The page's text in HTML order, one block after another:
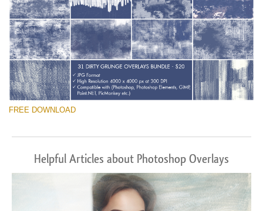
FREE DOWNLOAD
Helpful Articles about Photoshop Overlays